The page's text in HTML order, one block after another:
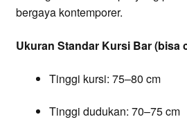
bergaya kontemporer.
Ukuran Standar Kursi Bar (bisa
Tinggi kursi: 75–80 cm
Tinggi dudukan: 70–75 cm